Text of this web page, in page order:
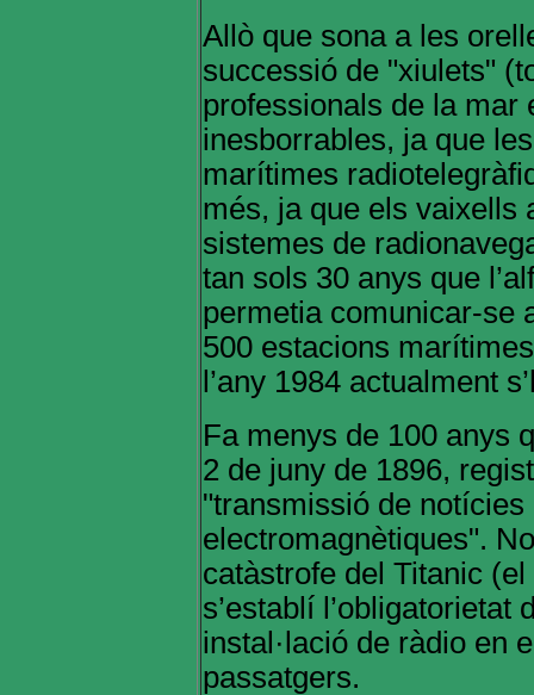
Allò que sona a les
successió de "xiulets"
professionals de la mar
inesborrables, ja que
marítimes
més, ja que els vaixells
sistemes de
tan sols 30 anys que
permetia comunicar-se
500 estacions
l’any 1984 actualment
Fa menys de 100 anys
2 de juny de 1896,
"transmissió de notícies
electromagnètiques".
catàstrofe del Titanic (el
s’establí l’obligatorietat
instal·lació de ràdio en
passatgers.